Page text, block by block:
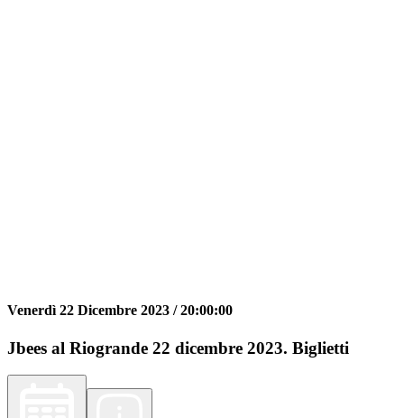
Venerdì 22 Dicembre 2023 /20:00:00
Jbees al Riogrande 22 dicembre 2023. Biglietti